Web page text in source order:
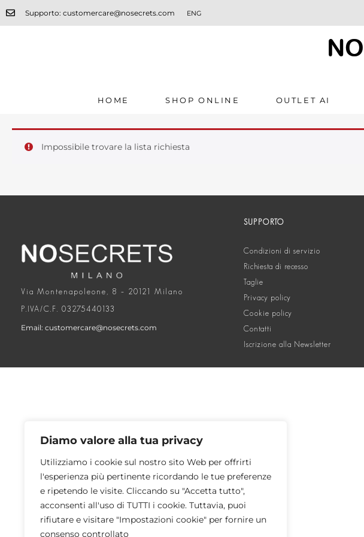
Diamo valore alla tua privacy
Utilizziamo i cookie sul nostro sito Web per offrirti
l'esperienza più pertinente ricordando le tue preferenze
e ripetendo le visite. Cliccando su "Accetta tutto",
acconsenti all'uso di TUTTI i cookie. Tuttavia, puoi
rifiutare e visitare "Impostazioni cookie" per fornire un
consenso controllato
Supporto: customercare@nosecrets.com ENG
NO
HOME SHOP ONLINE OUTLET AI
Impossibile trovare la lista richiesta
Via Montenapoleone, 8 – 20121 Milano
P.IVA/C.F. 03275440133
Email: customercare@nosecrets.com
SUPPORTO
Condizioni di servizio
Richiesta di recesso
Taglie
Privacy policy
Cookie policy
Contatti
Iscrizione alla Newsletter